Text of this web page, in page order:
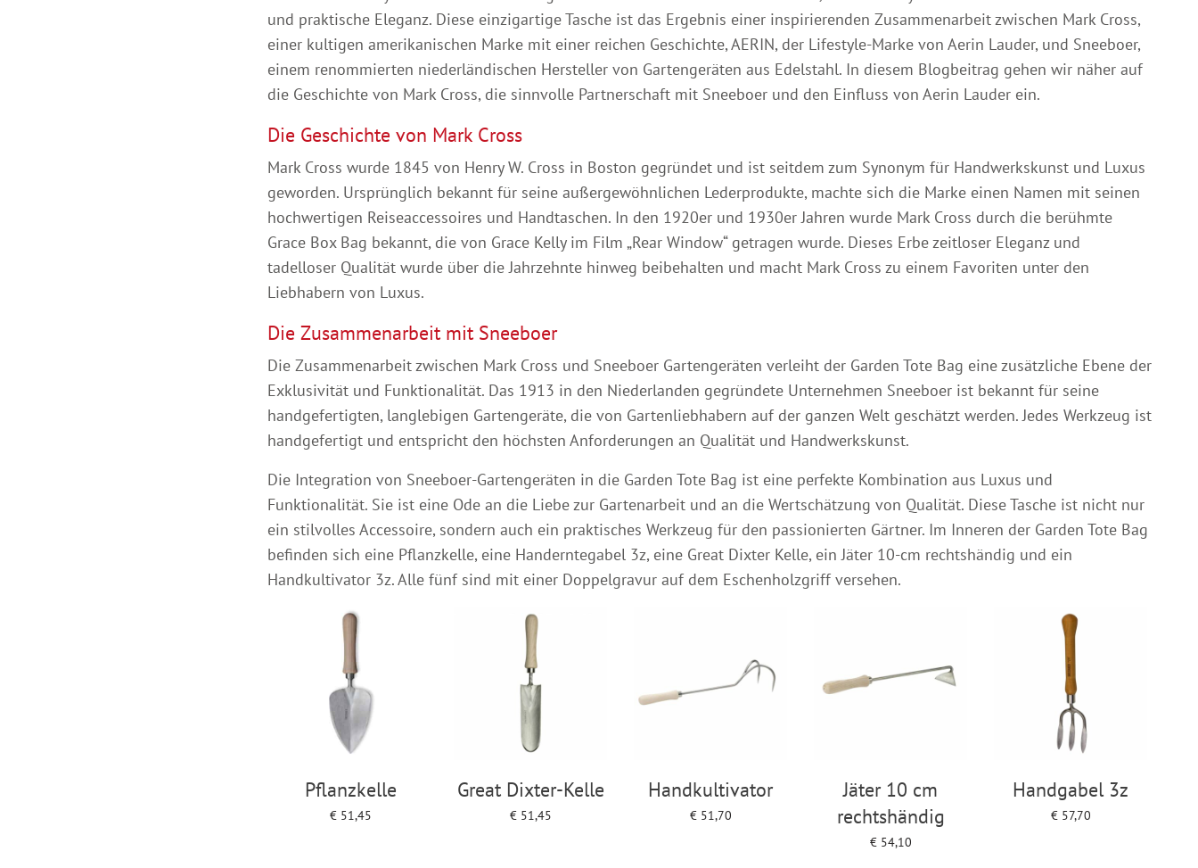
und praktische Eleganz. Diese einzigartige Tasche ist das Ergebnis einer inspirierenden Zusammenarbeit zwischen Mark Cross,
einer kultigen amerikanischen Marke mit einer reichen Geschichte, AERIN, der Lifestyle-Marke von Aerin Lauder, und Sneeboer,
einem renommierten niederländischen Hersteller von Gartengeräten aus Edelstahl. In diesem Blogbeitrag gehen wir näher auf
die Geschichte von Mark Cross, die sinnvolle Partnerschaft mit Sneeboer und den Einfluss von Aerin Lauder ein.
Die Geschichte von Mark Cross
Mark Cross wurde 1845 von Henry W. Cross in Boston gegründet und ist seitdem zum Synonym für Handwerkskunst und Luxus
geworden. Ursprünglich bekannt für seine außergewöhnlichen Lederprodukte, machte sich die Marke einen Namen mit seinen
hochwertigen Reiseaccessoires und Handtaschen. In den 1920er und 1930er Jahren wurde Mark Cross durch die berühmte
Grace Box Bag bekannt, die von Grace Kelly im Film „Rear Window“ getragen wurde. Dieses Erbe zeitloser Eleganz und
tadelloser Qualität wurde über die Jahrzehnte hinweg beibehalten und macht Mark Cross zu einem Favoriten unter den
Liebhabern von Luxus.
Die Zusammenarbeit mit Sneeboer
Die Zusammenarbeit zwischen Mark Cross und Sneeboer Gartengeräten verleiht der Garden Tote Bag eine zusätzliche Ebene der
Exklusivität und Funktionalität. Das 1913 in den Niederlanden gegründete Unternehmen Sneeboer ist bekannt für seine
handgefertigten, langlebigen Gartengeräte, die von Gartenliebhabern auf der ganzen Welt geschätzt werden. Jedes Werkzeug ist
handgefertigt und entspricht den höchsten Anforderungen an Qualität und Handwerkskunst.
Die Integration von Sneeboer-Gartengeräten in die Garden Tote Bag ist eine perfekte Kombination aus Luxus und
Funktionalität. Sie ist eine Ode an die Liebe zur Gartenarbeit und an die Wertschätzung von Qualität. Diese Tasche ist nicht nur
ein stilvolles Accessoire, sondern auch ein praktisches Werkzeug für den passionierten Gärtner. Im Inneren der Garden Tote Bag
befinden sich eine Pflanzkelle, eine Handerntegabel 3z, eine Great Dixter Kelle, ein Jäter 10-cm rechtshändig und ein
Handkultivator 3z. Alle fünf sind mit einer Doppelgravur auf dem Eschenholzgriff versehen.
Pflanzkelle
€51,45
Great Dixter-Kelle
€51,45
Handkultivator
€51,70
Jäter 10 cm
rechtshändig
€54,10
Handgabel 3z
€57,70